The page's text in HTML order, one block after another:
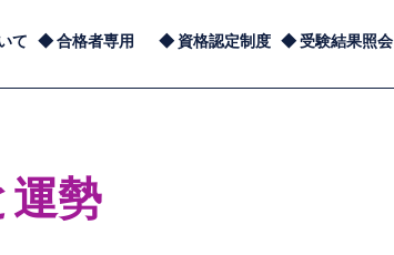
て 合格者専用 資格認定制度 受験結果照会
運勢